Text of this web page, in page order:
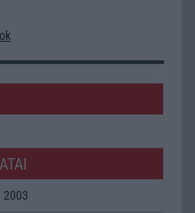
2003